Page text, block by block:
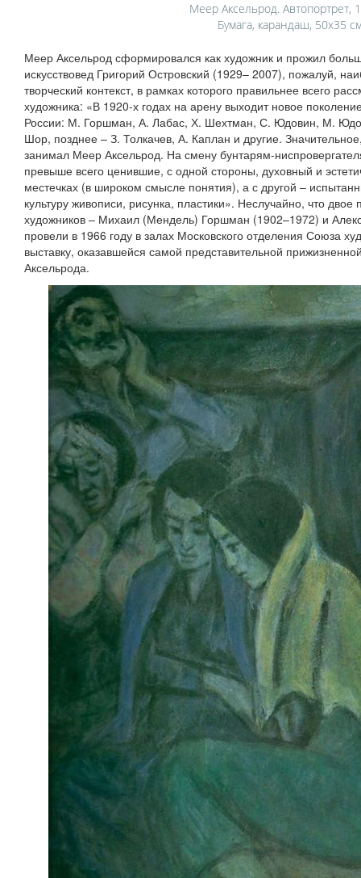
Меер Аксельрод. Автопортрет,
Бумага, карандаш, 50x35
Меер Аксельрод сформировался как художник и прожил
искусствовед Григорий Островский (1929– 2007), пожалуй,
творческий контекст, в рамках которого правильнее всего
художника: «В 1920-х годах на арену выходит новое
России: М. Горшман, А. Лабас, Х. Шехтман, С. Юдовин, М.
Шор, позднее – З. Толкачев, А. Каплан и другие.
занимал Меер Аксельрод. На смену бунтарям-
превыше всего ценившие, с одной стороны, духовный и
местечках (в широком смысле понятия), а с другой –
культуру живописи, рисунка, пластики». Неслучайно, что
художников – Михаил (Мендель) Горшман (1902–1972) и
провели в 1966 году в залах Московского отделения Союза
выставку, оказавшейся самой представительной
Аксельрода.